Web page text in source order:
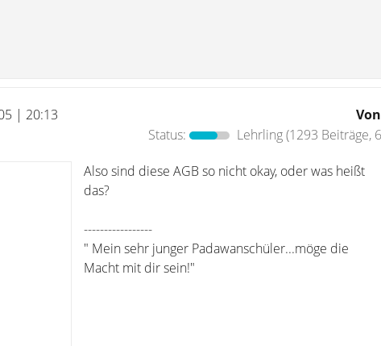
| 20:13 Von
Status:
Lehrling(1293 Beiträge,
Also sind diese AGB so nicht okay, oder was heißt
das?
-----------------
" Mein sehr junger Padawanschüler...möge die
Macht mit dir sein!"